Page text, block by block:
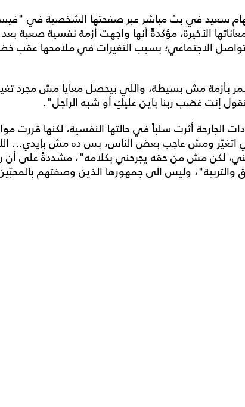
سعيد في بث مباشر عبر صفحتها الشخصية في
الأخيرة، مؤكدةً أنها واجهت أزمة نفسية صعبة
الاجتماعي؛ بسبب التغيرات في ملامحها عقب
بمر بأزمة مش بسيطة، واللي بيحصل معايا مش مجرد
إنت غضب ربنا باين عليكِ أو شبه الراجل".
الجارحة أثرت سلباً في حالتها النفسية، لكنها قررت
اتغيّر ومش عاجب بعض الناس، بس ده مش بإيدي...
لكن مش من حقه يجرحني بكلامه"، مشددةً على أن
وليس الى جمهورها الذين وصفتهم